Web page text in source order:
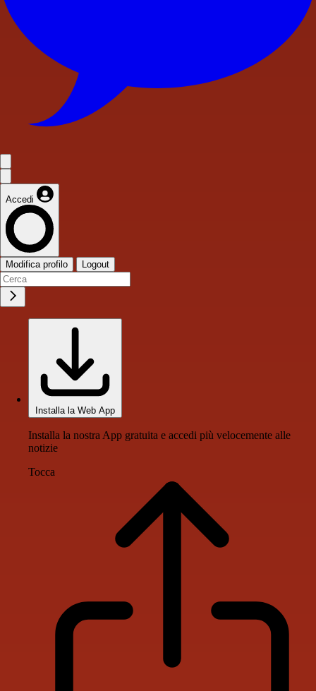
Accedi
Modifica profilo Logout
Installa la Web App
Installa la nostra App gratuita e accedi più velocemente alle
notizie
Tocca